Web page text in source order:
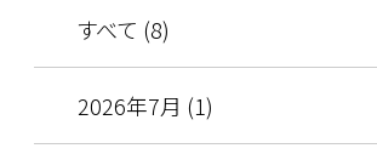
すべて (8)
2026年7月 (1)